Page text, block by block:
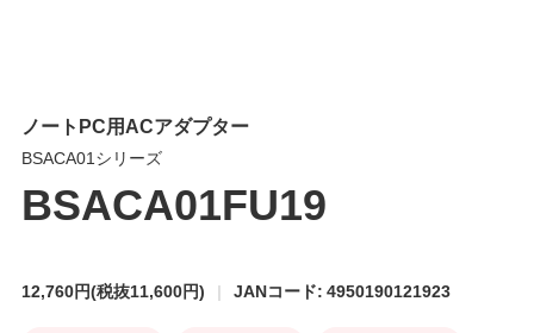
ノートPC用ACアダプター
BSACA01シリーズ
BSACA01FU19
12,760円(税抜11,600円) JANコード: 4950190121923